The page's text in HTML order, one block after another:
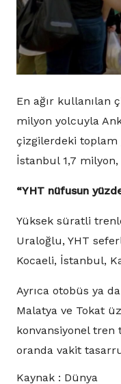
En ağır kullanılan
milyon yolcuyla
çizgilerdeki toplam
İstanbul 1,7
“YHT nüfusun
Yüksek süratli
Uraloğlu, YHT
Kocaeli, İstanbul,
Ayrıca otobüs ya
Malatya ve Tokat
konvansiyonel tren
oranda vakit
Kaynak : Dünya